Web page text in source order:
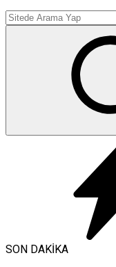
SON DAKİKA